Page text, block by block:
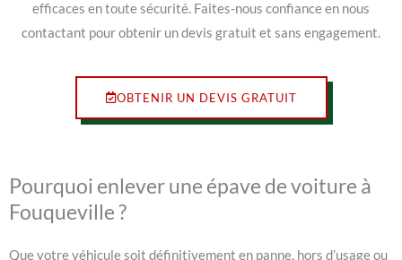
efficaces en toute sécurité. Faites-nous confiance en nous
contactant pour obtenir un devis gratuit et sans engagement.
OBTENIR UN DEVIS GRATUIT
Pourquoi enlever une épave de voiture à
Fouqueville ?
Que votre véhicule soit définitivement en panne, hors d’usage ou